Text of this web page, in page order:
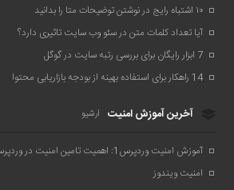
۱۰ اشتباه رایج در نوشتن توضیحات متا را بدانید
آیا تعداد کلمات متن در سئو وب سایت تاثیری دارد؟
7 ابزار رایگان برای بررسی رتبه سایت در گوگل
14 راهکار برای استفاده بهینه از بودجه بازاریابی محتوا
آخرین آموزش امنیت آرشیو
آموزش امنیت وردپرس1: اهمیت تامین امنیت در وردپرس
امنیت ویندوز